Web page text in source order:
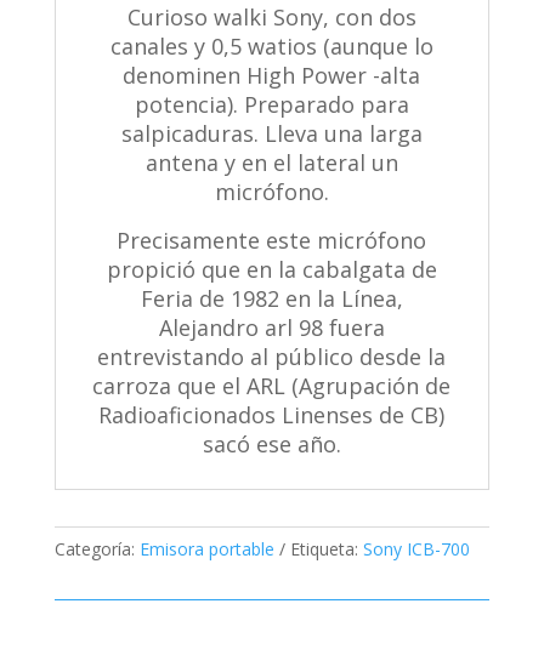
Curioso walki Sony, con dos
canales y 0,5 watios (aunque lo
denominen High Power -alta
potencia). Preparado para
salpicaduras. Lleva una larga
antena y en el lateral un
micrófono.
Precisamente este micrófono
propició que en la cabalgata de
Feria de 1982 en la Línea,
Alejandro arl 98 fuera
entrevistando al público desde la
carroza que el ARL (Agrupación de
Radioaficionados Linenses de CB)
sacó ese año.
Categoría: Emisora portable Etiqueta: Sony ICB-700